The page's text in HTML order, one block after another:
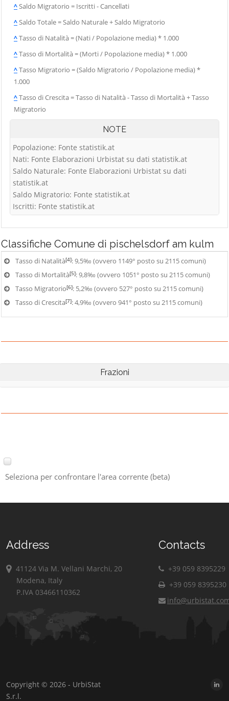
^Saldo Migratorio = Iscritti - Cancellati
^Saldo Totale = Saldo Naturale + Saldo Migratorio
^Tasso di Natalità = (Nati / Popolazione media) * 1.000
^Tasso di Mortalità = (Morti / Popolazione media) * 1.000
^Tasso Migratorio = (Saldo Migratorio / Popolazione media) *
1.000
^Tasso di Crescita = Tasso di Natalità - Tasso di Mortalità + Tasso
Migratorio
NOTE
Popolazione: Fonte statistik.at
Nati: Fonte Elaborazioni Urbistat su dati statistik.at
Saldo Naturale: Fonte Elaborazioni Urbistat su dati
statistik.at
Saldo Migratorio: Fonte statistik.at
Iscritti: Fonte statistik.at
Classifiche Comune di pischelsdorf am kulm
Tasso di Natalità[4]: 9,5‰ (ovvero 1149° posto su 2115 comuni)
Tasso di Mortalità[5]: 9,8‰ (ovvero 1051° posto su 2115 comuni)
Tasso Migratorio[6]: 5,2‰ (ovvero 527° posto su 2115 comuni)
Tasso di Crescita[7]: 4,9‰ (ovvero 941° posto su 2115 comuni)
Frazioni
Seleziona per confrontare l'area corrente (beta)
Address
41124 Via M. Vellani Marchi, 20
Modena, Italy
P.IVA 03466110362
Contacts
+39 059 8395229
+39 059 8395230
Copyright © 2026 - UrbiStat
S.r.l.